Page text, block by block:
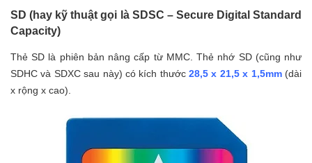
SD (hay kỹ thuật gọi là SDSC – Secure Digital Standard
Capacity)
Thẻ SD là phiên bản nâng cấp từ MMC. Thẻ nhớ SD (cũng như
SDHC và SDXC sau này) có kích thước28,5 x 21,5 x 1,5mm(dài
x rộng x cao).